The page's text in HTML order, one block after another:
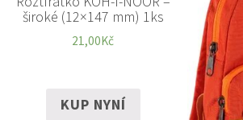
široké (12×147 mm) 1ks
21,00Kč
KUP NYNÍ